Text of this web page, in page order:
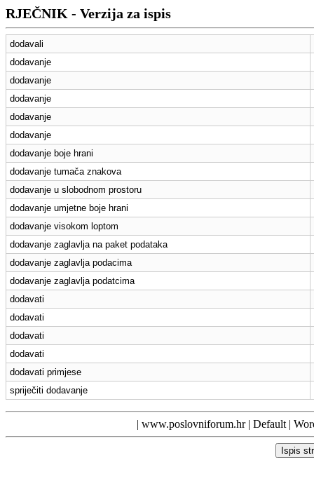
RJEČNIK - Verzija za ispis
dodavali
dodavanje
dodavanje
dodavanje
dodavanje
dodavanje
dodavanje boje hrani
dodavanje tumača znakova
dodavanje u slobodnom prostoru
dodavanje umjetne boje hrani
dodavanje visokom loptom
dodavanje zaglavlja na paket podataka
dodavanje zaglavlja podacima
dodavanje zaglavlja podatcima
dodavati
dodavati
dodavati
dodavati
dodavati primjese
spriječiti dodavanje
| www.poslovniforum.hr| Default |